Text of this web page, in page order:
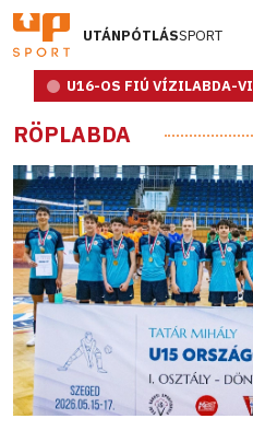
UTÁNPÓTLÁSSPORT
U16-OS FIÚ VÍZILABDA-
RÖPLABDA